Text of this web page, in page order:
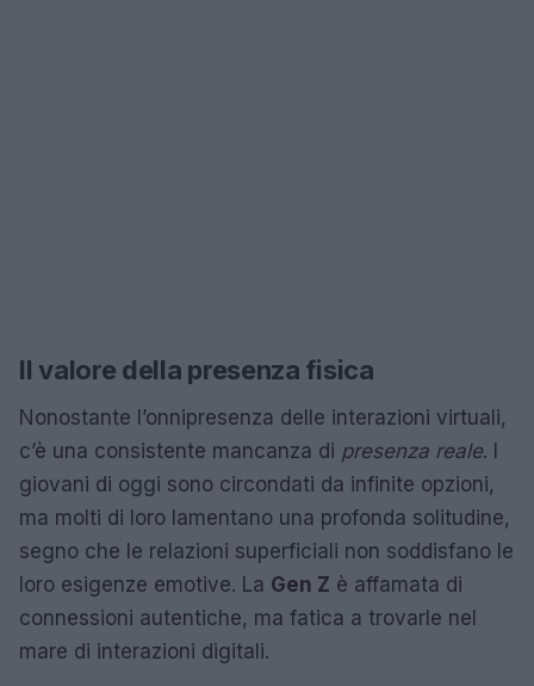
Il valore della presenza fisica
Nonostante l’onnipresenza delle interazioni virtuali,
c’è una consistente mancanza di presenza reale. I
giovani di oggi sono circondati da infinite opzioni,
ma molti di loro lamentano una profonda solitudine,
segno che le relazioni superficiali non soddisfano le
loro esigenze emotive. La Gen Z è affamata di
connessioni autentiche, ma fatica a trovarle nel
mare di interazioni digitali.